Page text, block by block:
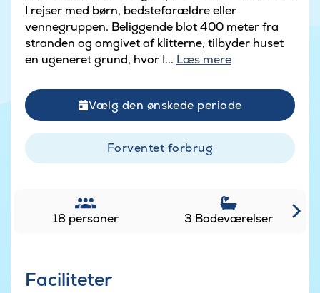
I rejser med børn, bedsteforældre eller
vennegruppen. Beliggende blot 400 meter fra
stranden og omgivet af klitterne, tilbyder huset
en ugeneret grund, hvor I... Læs mere
Vælg den ønskede periode
Forventet forbrug
18 personer 3 Badeværelser
Faciliteter